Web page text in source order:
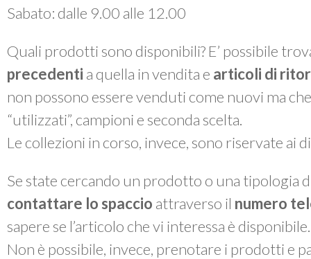
Sabato: dalle 9.00 alle 12.00
Quali prodotti sono disponibili? E’ possibile
precedenti a quella in vendita e articoli di
non possono essere venduti come nuovi ma
“utilizzati”, campioni e seconda scelta.
Le collezioni in corso, invece, sono riservate ai
Se state cercando un prodotto o una tipologia
contattare lo spaccio attraverso il numero
sapere se l’articolo che vi interessa è disponibile.
Non è possibile, invece, prenotare i prodotti e